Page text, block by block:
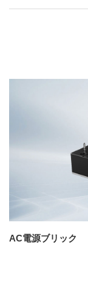
AC電源ブリック